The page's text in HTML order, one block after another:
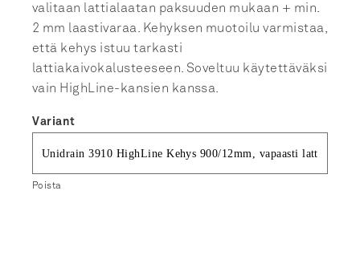
valitaan lattialaatan paksuuden mukaan + min.
2 mm laastivaraa. Kehyksen muotoilu varmistaa,
että kehys istuu tarkasti
lattiakaivokalusteeseen. Soveltuu käytettäväksi
vain HighLine-kansien kanssa.
Variant
Poista